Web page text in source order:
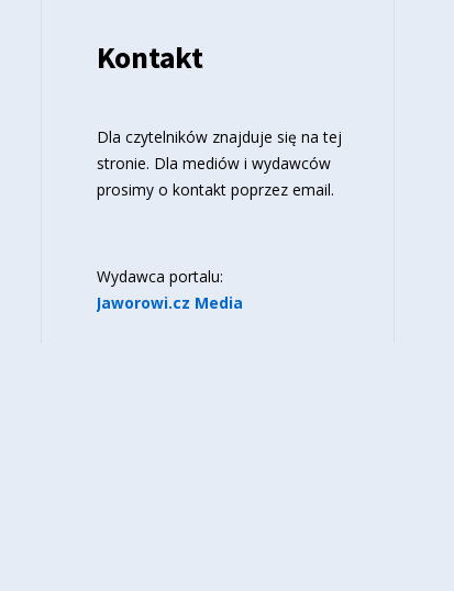
Kontakt
Dla czytelników znajduje się na tej
stronie. Dla mediów i wydawców
prosimy o kontakt poprzez email.
Wydawca portalu:
Jaworowi.cz Media